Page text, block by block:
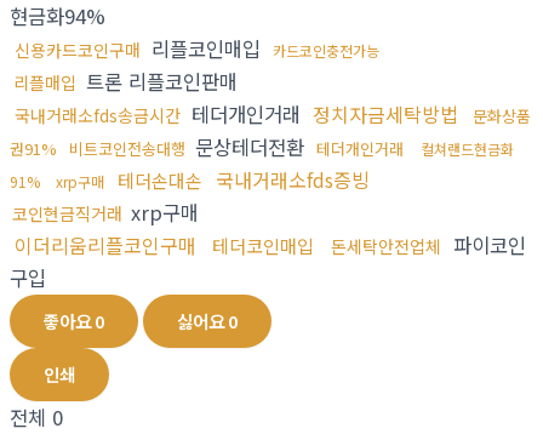
현금화94%
신용카드코인구매 리플코인매입 카드코인충전가능
리플매입 트론 리플코인판매
국내거래소fds송금시간 테더개인거래 정치자금세탁방법
문화상품
권91%
비트코인전송대행 문상테더전환 테더개인거래
컬쳐랜드현금화
91%
xrp구매 테더손대손 국내거래소fds증빙
코인현금직거래 xrp구매
이더리움리플코인구매
테더코인매입 돈세탁안전업체
파이코인
구입
좋아요0 싫어요0
인쇄
전체 0